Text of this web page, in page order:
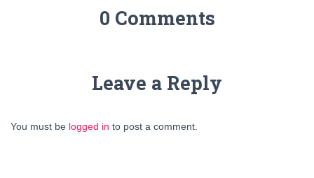
0 Comments
Leave a Reply
You must be logged in to post a comment.